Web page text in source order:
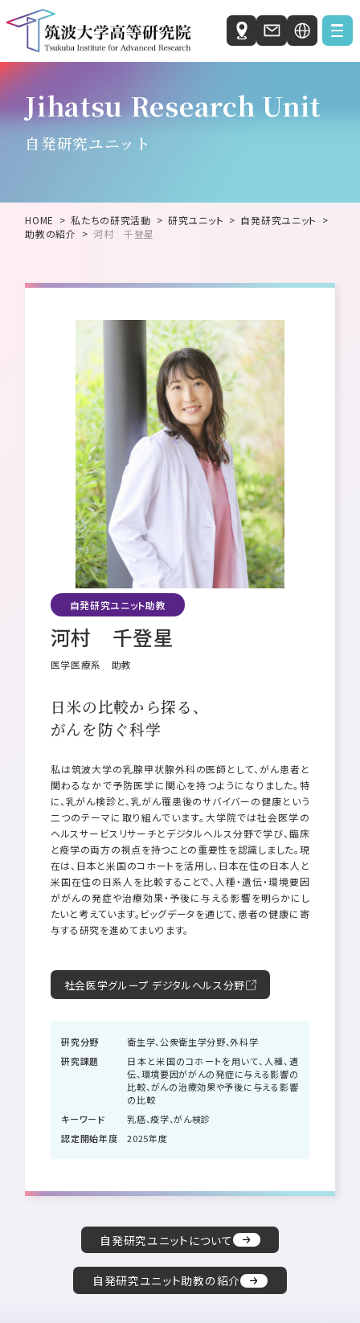
お知らせ
私たちの研究活動
国際統合睡眠医科学研究機構 (IIIS)
微生物サステイナビリティ研究センター（MiCS）
筑波大学高等研究院について
研究院長メッセージ
理念・ミッション・ビジョン
組織体制・概要
English
Jihatsu Research Unit
自発研究ユニット
HOME 私たちの研究活動 研究ユニット
自発研究ユニット
助教の紹介
河村 千登星
自発研究ユニット助教
河村 千登星
医学医療系 助教
日米の比較から探る、
がんを防ぐ科学
私は筑波大学の乳腺甲状腺外科の医師として、がん患者と
関わるなかで予防医学に関心を持つようになりました。特
に、乳がん検診と、乳がん罹患後のサバイバーの健康という
二つのテーマに取り組んでいます。大学院では社会医学の
ヘルスサービスリサーチとデジタルヘルス分野で学び、臨床
と疫学の両方の視点を持つことの重要性を認識しました。現
在は、日本と米国のコホートを活用し、日本在住の日本人と
米国在住の日系人を比較することで、人種・遺伝・環境要因
ががんの発症や治療効果・予後に与える影響を明らかにし
たいと考えています。ビッグデータを通じて、患者の健康に寄
与する研究を進めてまいります。
社会医学グループ デジタルヘルス分野
研究分野
衛生学、公衆衛生学分野、外科学
研究課題
日本と米国のコホートを用いて、人種、遺
伝、環境要因ががんの発症に与える影響の
比較、がんの治療効果や予後に与える影響
の比較
キーワード
乳癌、疫学、がん検診
認定開始年度
2025年度
自発研究ユニットについて
自発研究ユニット助教の紹介